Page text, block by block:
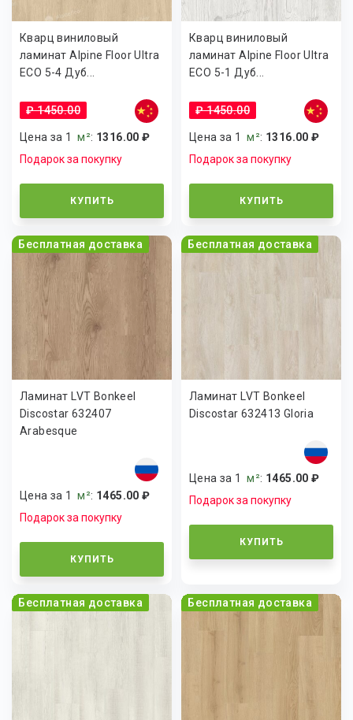
Кварц виниловый
ламинат Alpine Floor Ultra
ECO 5-4 Дуб...
₽ 1450.00
Цена за 1м²: 1316.00 ₽
Подарок за покупку
КУПИТЬ
Кварц виниловый
ламинат Alpine Floor Ultra
ECO 5-1 Дуб...
₽ 1450.00
Цена за 1м²: 1316.00 ₽
Подарок за покупку
КУПИТЬ
Бесплатная доставка
Ламинат LVT Bonkeel
Discostar 632407
Arabesque
Цена за 1м²: 1465.00 ₽
Подарок за покупку
КУПИТЬ
Бесплатная доставка
Ламинат LVT Bonkeel
Discostar 632413 Gloria
Цена за 1м²: 1465.00 ₽
Подарок за покупку
КУПИТЬ
Бесплатная доставка Бесплатная доставка